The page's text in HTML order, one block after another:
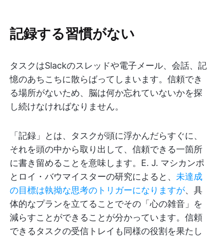
記録する習慣がない
タスクはSlackのスレッドや電子メール、会話、記
憶のあちこちに散らばってしまいます。信頼でき
る場所がないため、脳は何か忘れていないかを探
し続けなければなりません。
「記録」とは、タスクが頭に浮かんだらすぐに、
それを頭の中から取り出して、信頼できる一箇所
に書き留めることを意味します。E. J. マシカンポ
とロイ・バウマイスターの研究によると、 未達成
の目標は執拗な思考のトリガーになりますが、具
体的なプランを立てることでその「心の雑音」を
減らすことができることが分かっています。信頼
できるタスクの受信トレイも同様の役割を果たし